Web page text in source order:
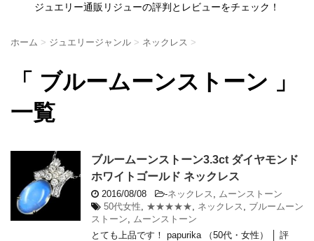
ジュエリー通販リジューの評判とレビューをチェック！
ホーム > ジュエリージャンル > ネックレス >
「 ブルームーンストーン 」
一覧
ブルームーンストーン3.3ct ダイヤモンド
ホワイトゴールド ネックレス
2016/08/08 -ネックレス
ムーンストーン
50代女性
★★★★★ ネックレス
ブルームーン
ストーン
ムーンストーン
とても上品です！ papurika （50代・女性） │ 評